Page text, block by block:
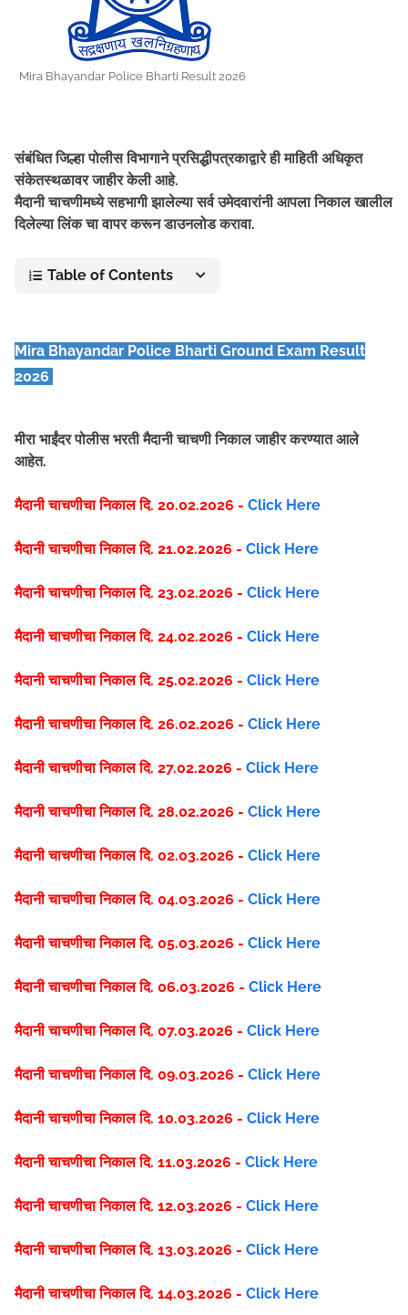
Mira Bhayandar Police Bharti Result 2026
संबंधित जिल्हा पोलीस विभागाने प्रसिद्धीपत्रकाद्वारे ही माहिती अधिकृत
संकेतस्थळावर जाहीर केली आहे.
मैदानी चाचणीमध्ये सहभागी झालेल्या सर्व उमेदवारांनी आपला निकाल खालील
दिलेल्या लिंक चा वापर करून डाउनलोड करावा.
Table of Contents
Mira Bhayandar Police Bharti Ground Exam Result
2026
मीरा भाईंदर पोलीस भरती मैदानी चाचणी निकाल जाहीर करण्यात आले
आहेत.
मैदानी चाचणीचा निकाल दि. 20.02.2026 - Click Here
मैदानी चाचणीचा निकाल दि. 21.02.2026 - Click Here
मैदानी चाचणीचा निकाल दि. 23.02.2026 - Click Here
मैदानी चाचणीचा निकाल दि. 24.02.2026 - Click Here
मैदानी चाचणीचा निकाल दि. 25.02.2026 - Click Here
मैदानी चाचणीचा निकाल दि. 26.02.2026 - Click Here
मैदानी चाचणीचा निकाल दि. 27.02.2026 - Click Here
मैदानी चाचणीचा निकाल दि. 28.02.2026 - Click Here
मैदानी चाचणीचा निकाल दि. 02.03.2026 - Click Here
मैदानी चाचणीचा निकाल दि. 04.03.2026 - Click Here
मैदानी चाचणीचा निकाल दि. 05.03.2026 - Click Here
मैदानी चाचणीचा निकाल दि. 06.03.2026 - Click Here
मैदानी चाचणीचा निकाल दि. 07.03.2026 - Click Here
मैदानी चाचणीचा निकाल दि. 09.03.2026 - Click Here
मैदानी चाचणीचा निकाल दि. 10.03.2026 - Click Here
मैदानी चाचणीचा निकाल दि. 11.03.2026 - Click Here
मैदानी चाचणीचा निकाल दि. 12.03.2026 - Click Here
मैदानी चाचणीचा निकाल दि. 13.03.2026 - Click Here
मैदानी चाचणीचा निकाल दि. 14.03.2026 - Click Here